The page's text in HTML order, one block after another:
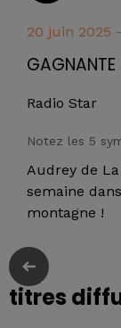
20 juin 2025
Radio Star
Notez les 5
Audrey de
semaine
montagne !
titres